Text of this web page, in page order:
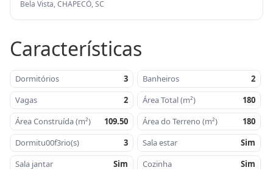
Bela Vista, CHAPECÓ, SC
Características
Dormitórios 3 Banheiros
2
Vagas
2 Área Total (m²)
180
Área Construída (m²)
109.50 Área do Terreno (m²)
180
Dormitu00f3rio(s)
3 Sala estar
Sim
Sala jantar
Sim Cozinha
Sim